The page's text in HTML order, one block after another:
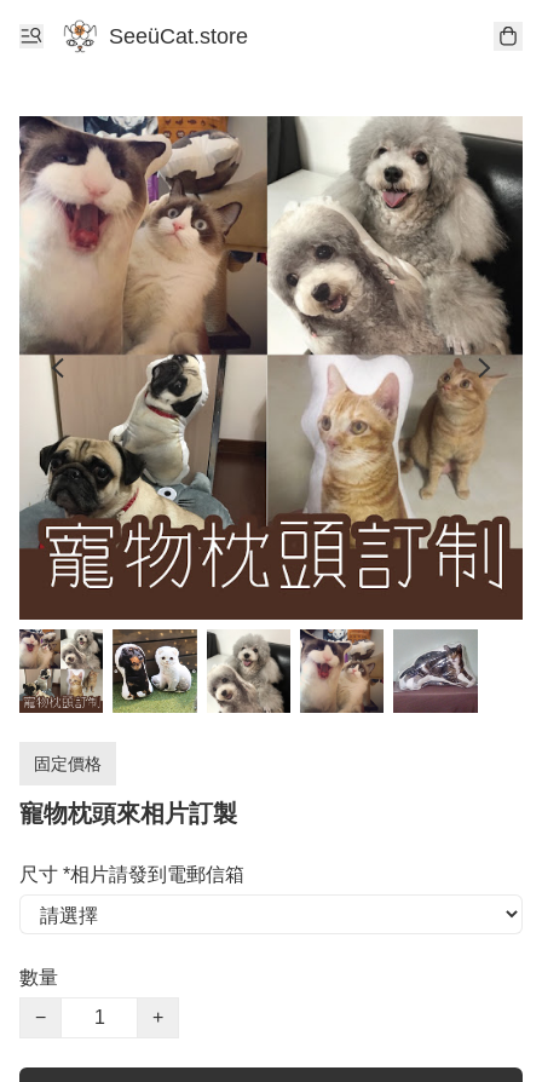
SeeüCat.store
固定價格
寵物枕頭來相片訂製
尺寸 *相片請發到電郵信箱
數量
−
+